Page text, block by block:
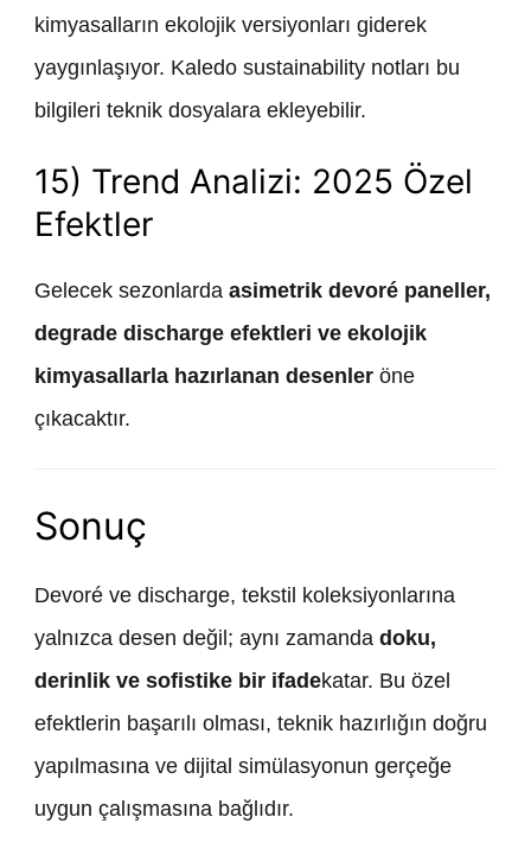
kimyasalların ekolojik versiyonları giderek
yaygınlaşıyor. Kaledo sustainability notları bu
bilgileri teknik dosyalara ekleyebilir.
15) Trend Analizi: 2025 Özel
Efektler
Gelecek sezonlarda asimetrik devoré paneller,
degrade discharge efektleri ve ekolojik
kimyasallarla hazırlanan desenler öne
çıkacaktır.
Sonuç
Devoré ve discharge, tekstil koleksiyonlarına
yalnızca desen değil; aynı zamanda doku,
derinlik ve sofistike bir ifadekatar. Bu özel
efektlerin başarılı olması, teknik hazırlığın doğru
yapılmasına ve dijital simülasyonun gerçeğe
uygun çalışmasına bağlıdır.